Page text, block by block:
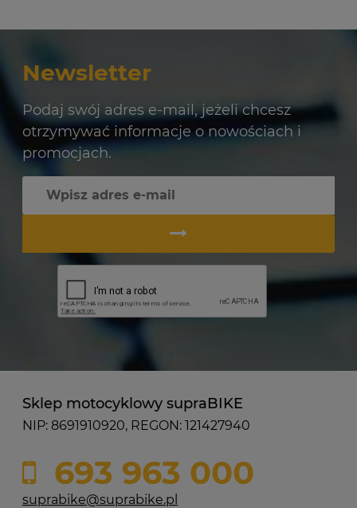
Newsletter
Podaj swój adres e-mail, jeżeli chcesz
otrzymywać informacje o nowościach i
promocjach.
Sklep motocyklowy supraBIKE
NIP: 8691910920, REGON: 121427940
693 963 000
suprabike@suprabike.pl